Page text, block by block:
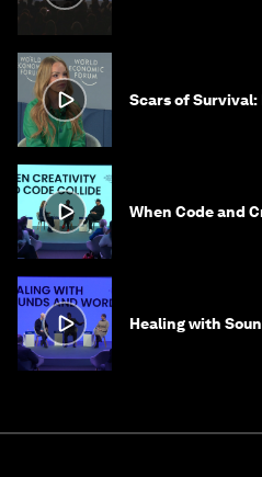
Scars of
When Code and
Healing with